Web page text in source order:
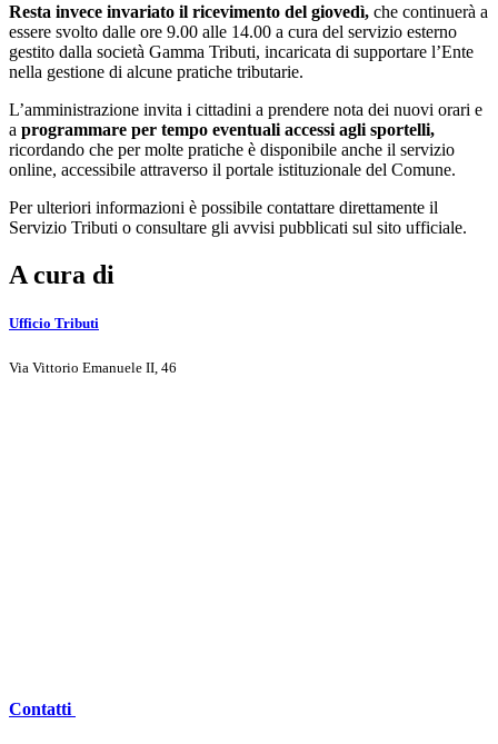
Resta invece invariato il ricevimento del giovedì, che continuerà a
essere svolto dalle ore 9.00 alle 14.00 a cura del servizio esterno
gestito dalla società Gamma Tributi, incaricata di supportare l’Ente
nella gestione di alcune pratiche tributarie.
L’amministrazione invita i cittadini a prendere nota dei nuovi orari e
a programmare per tempo eventuali accessi agli sportelli,
ricordando che per molte pratiche è disponibile anche il servizio
online, accessibile attraverso il portale istituzionale del Comune.
Per ulteriori informazioni è possibile contattare direttamente il
Servizio Tributi o consultare gli avvisi pubblicati sul sito ufficiale.
A cura di
Ufficio Tributi
Via Vittorio Emanuele II, 46
Contatti